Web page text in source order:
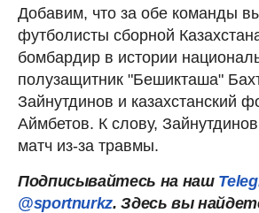
Добавим, что за обе команды
футболисты сборной
бомбардир в истории
полузащитник "Бешикташа"
Зайнутдинов и казахстанский
Аймбетов. К слову,
матч из-за травмы.
Подписывайтесь на наш
@sportnurkz. Здесь вы